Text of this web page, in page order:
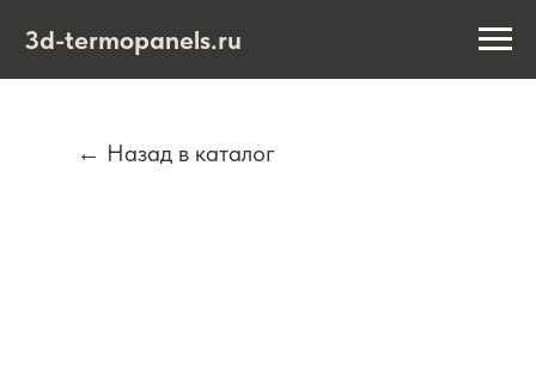
3d-termopanels.ru
← Назад в каталог